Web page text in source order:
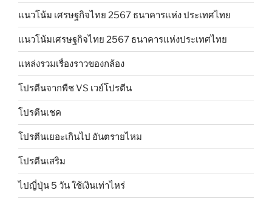
แนวโน้ม เศรษฐกิจไทย 2567 ธนาคารแห่ง ประเทศไทย
แนวโน้มเศรษฐกิจไทย 2567 ธนาคารแห่งประเทศไทย
แหล่งรวมเรื่องราวของกล้อง
โปรตีนจากพืช VS เวย์โปรตีน
โปรตีนเชค
โปรตีนเยอะเกินไป อันตรายไหม
โปรตีนเสริม
ไปญี่ปุ่น 5 วัน ใช้เงินเท่าไหร่